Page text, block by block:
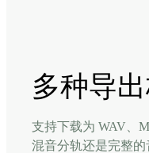
多种导
支持下载为 WAV、
混音分轨还是完整